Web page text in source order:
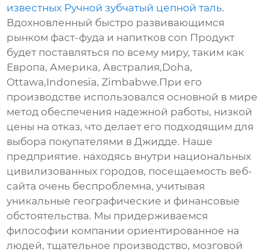
известных Ручной зубчатый цепной таль.
Вдохновленный быстро развивающимся
рынком фаст-фуда и напитков con Продукт
будет поставляться по всему миру, таким как
Европа, Америка, Австралия,Doha,
Ottawa,Indonesia, Zimbabwe.При его
производстве использовался основной в мире
метод обеспечения надежной работы, низкой
цены на отказ, что делает его подходящим для
выбора покупателями в Джидде. Наше
предприятие. находясь внутри национальных
цивилизованных городов, посещаемость веб-
сайта очень беспроблемна, учитывая
уникальные географические и финансовые
обстоятельства. Мы придерживаемся
философии компании ориентированное на
людей, тщательное производство, мозговой